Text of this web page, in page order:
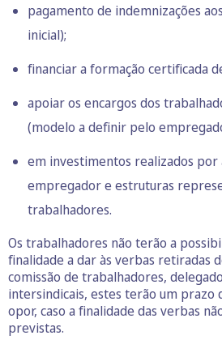
pagamento de indemnizações
inicial);
financiar a formação certificada
apoiar os encargos dos
(modelo a definir pelo
em investimentos realizados
empregador e estruturas
trabalhadores.
Os trabalhadores não terão a
finalidade a dar às verbas retiradas
comissão de trabalhadores,
intersindicais, estes terão um prazo
opor, caso a finalidade das verbas
previstas.